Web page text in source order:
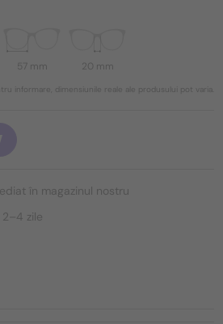
57 mm 20 mm
informare, dimensiunile reale ale produsului pot varia.
în magazinul nostru
2–4 zile